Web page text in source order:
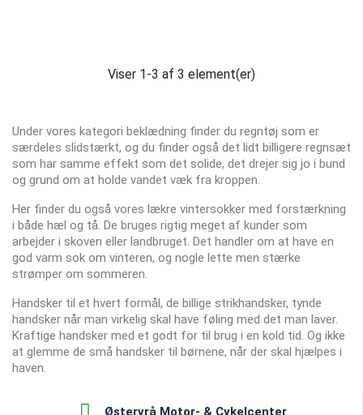
Viser 1-3 af 3 element(er)
Under vores kategori beklædning finder du regntøj som er
særdeles slidstærkt, og du finder også det lidt billigere regnsæt
som har samme effekt som det solide, det drejer sig jo i bund
og grund om at holde vandet væk fra kroppen.
Her finder du også vores lækre vintersokker med forstærkning
i både hæl og tå. De bruges rigtig meget af kunder som
arbejder i skoven eller landbruget. Det handler om at have en
god varm sok om vinteren, og nogle lette men stærke
strømper om sommeren.
Handsker til et hvert formål, de billige strikhandsker, tynde
handsker når man virkelig skal have føling med det man laver.
Kraftige handsker med et godt for til brug i en kold tid. Og ikke
at glemme de små handsker til børnene, når der skal hjælpes i
haven.
Østervrå Motor- & Cykelcenter